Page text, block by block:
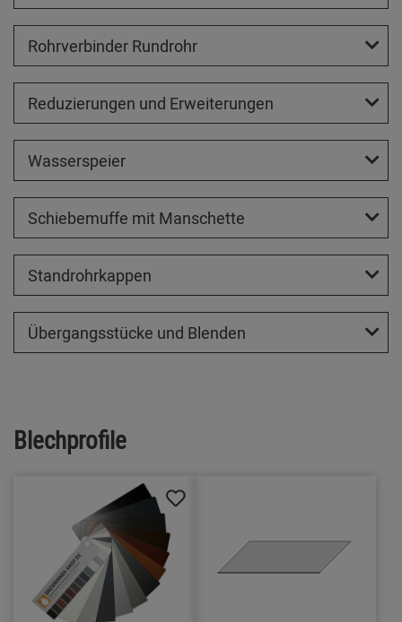
Rohrverbinder Rundrohr
Reduzierungen und Erweiterungen
Wasserspeier
Schiebemuffe mit Manschette
Standrohrkappen
Übergangsstücke und Blenden
Blechprofile